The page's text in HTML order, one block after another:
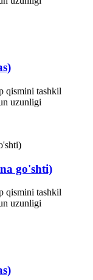
qismini tashkil
uzunligi
go'shti)
qismini tashkil
uzunligi